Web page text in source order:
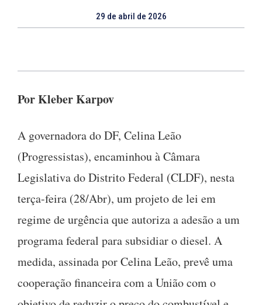
29 de abril de 2026
Por Kleber Karpov
A governadora do DF, Celina Leão
(Progressistas), encaminhou à Câmara
Legislativa do Distrito Federal (CLDF), nesta
terça-feira (28/Abr), um projeto de lei em
regime de urgência que autoriza a adesão a um
programa federal para subsidiar o diesel. A
medida, assinada por Celina Leão, prevê uma
cooperação financeira com a União com o